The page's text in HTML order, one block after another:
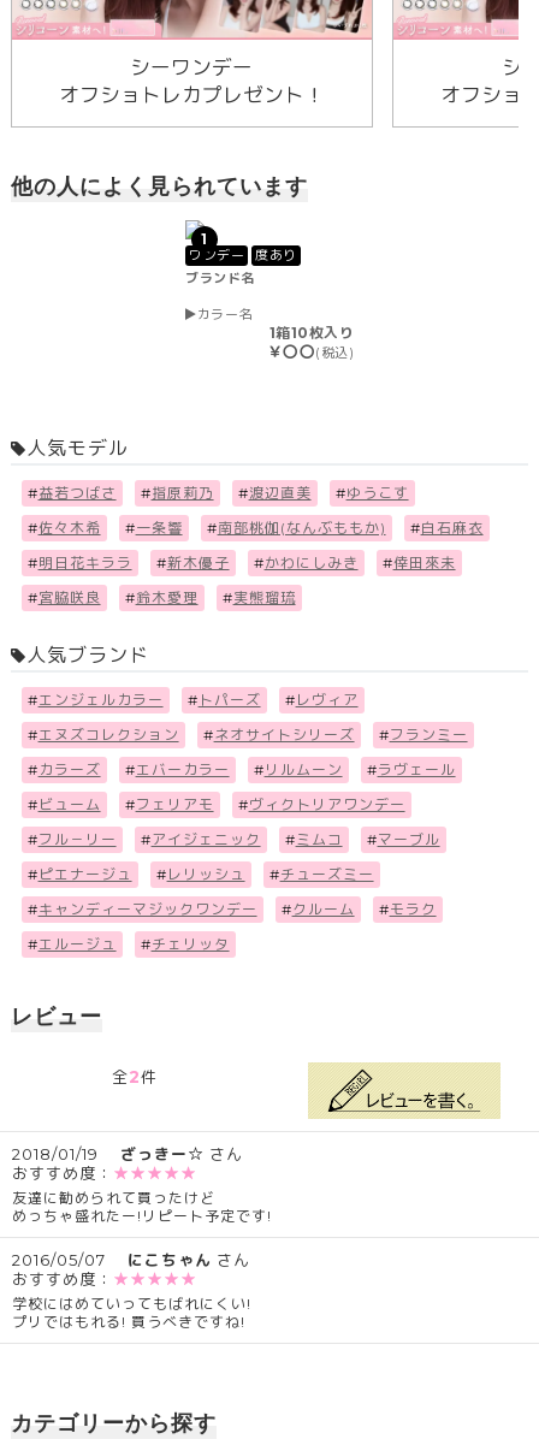
シーワンデー
オフショトレカプレゼント！
シ
オフショ
他の人によく見られています
1
ワンデー
度あり
ブランド名
カラー名
1箱10枚入り
￥〇〇(税込)
人気モデル
#益若つばさ #指原莉乃 #渡辺直美 #ゆうこす
#佐々木希 #一条響 #南部桃伽(なんぶももか) #白石麻衣
#明日花キララ #新木優子 #かわにしみき #倖田來未
#宮脇咲良 #鈴木愛理 #実熊瑠琉
人気ブランド
#エンジェルカラー # トパーズ # レヴィア
#エヌズコレクション #ネオサイトシリーズ #フランミー
# カラーズ #エバーカラー # リルムーン #ラヴェール
# ビューム #フェリアモ #ヴィクトリアワンデー
#フル－リー #アイジェニック # ミムコ #マーブル
# ピエナージュ # レリッシュ #チューズミー
#キャンディーマジックワンデー #クルーム #モラク
#エルージュ #チェリッタ
レビュー
全2件
2018/01/19 ざっきー☆ さん
おすすめ度： ★★★★★
友達に勧められて買ったけど
めっちゃ盛れたー!リピート予定です!
2016/05/07 にこちゃん さん
おすすめ度： ★★★★★
学校にはめていってもばれにくい!
プリではもれる! 買うべきですね!
カテゴリーから探す